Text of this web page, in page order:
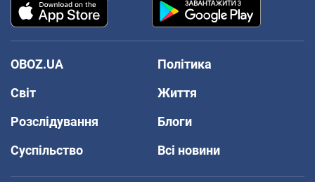
OBOZ.UA
Політика
Світ
Життя
Розслідування
Блоги
Суспільство
Всі новини